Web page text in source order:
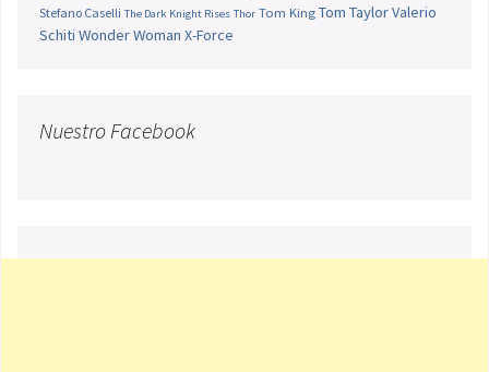
Stefano Caselli The Dark Knight Rises Thor Tom King Tom TaylorValerio
Schiti Wonder Woman X-Force
Nuestro Facebook